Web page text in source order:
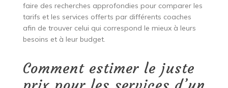
faire des recherches approfondies pour comparer les
tarifs et les services offerts par différents coaches
afin de trouver celui qui correspond le mieux à leurs
besoins et à leur budget.
Comment estimer le juste